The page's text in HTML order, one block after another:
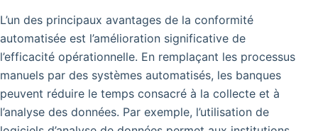
L’un des principaux avantages de la conformité
automatisée est l’amélioration significative de
l’efficacité opérationnelle. En remplaçant les processus
manuels par des systèmes automatisés, les banques
peuvent réduire le temps consacré à la collecte et à
l’analyse des données. Par exemple, l’utilisation de